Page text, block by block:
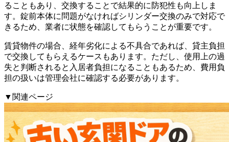
ることもあり、交換することで結果的に防犯性も向上しま
す。錠前本体に問題がなければシリンダー交換のみで対応で
きるため、業者に状態を確認してもらうことが重要です。
賃貸物件の場合、経年劣化による不具合であれば、貸主負担
で交換してもらえるケースもあります。ただし、使用上の過
失と判断されると入居者負担になることもあるため、費用負
担の扱いは管理会社に確認する必要があります。
▼関連ページ